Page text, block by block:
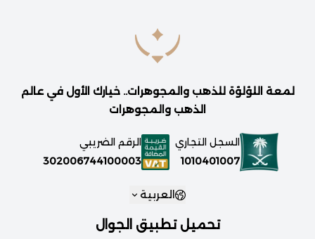
لمعة اللؤلؤة للذهب والمجوهرات.. خيارك الأول في عالم
الذهب والمجوهرات
السجل التجاري
1010401007
الرقم الضريبي
302006744100003
العربية
تحميل تطبيق الجوال